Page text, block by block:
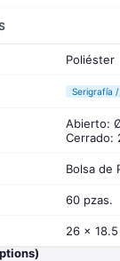
Poliéster
Serigrafía
Abierto:
Cerrado:
Bolsa de
60 pzas.
26 x